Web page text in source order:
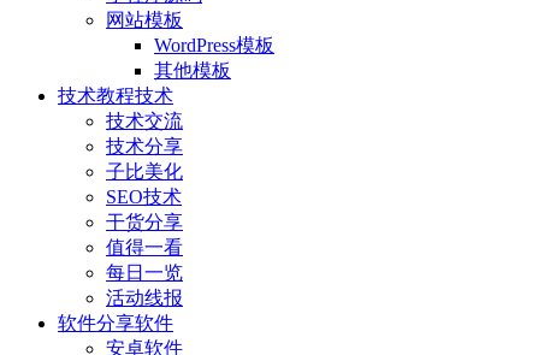
网站模板
WordPress模板
其他模板
技术教程技术
技术交流
技术分享
子比美化
SEO技术
干货分享
值得一看
每日一览
活动线报
软件分享软件
安卓软件